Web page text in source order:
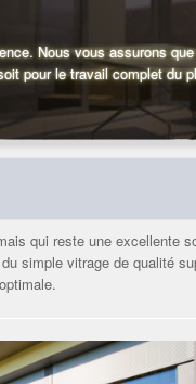
Nous vous assurons
pour le travail complet du
qui reste une excellente
simple vitrage de qualité